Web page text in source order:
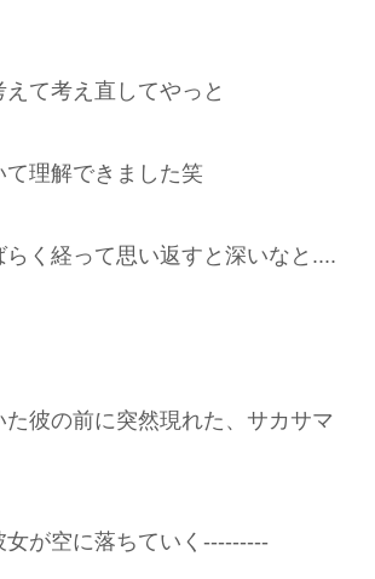
えて考え直してやっと
て理解できました笑
らく経って思い返すと深いなと....
た彼の前に突然現れた、サカサマ
が空に落ちていく---------